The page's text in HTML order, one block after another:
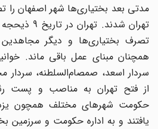
مدتی بعد بختیاریها شهر اصفهان را
تصرف بختیاریها و دیگر مجاهدین
همچنان مبنای عمل باقی ماند.
سردار اسعد، صمصامالسلطنه، سردار
از فتح تهران به مناصب و پست
حکومت شهرهای مختلف همچون
یافتند و به اداره حکومت و سرزمین